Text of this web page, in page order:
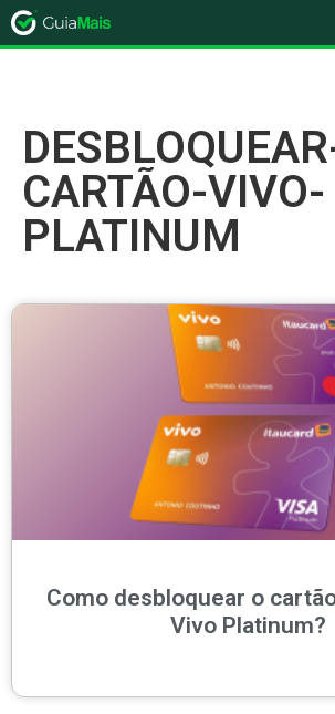
CARTÃO-VIVO-
PLATINUM
Como desbloquear o
Vivo Platinum?